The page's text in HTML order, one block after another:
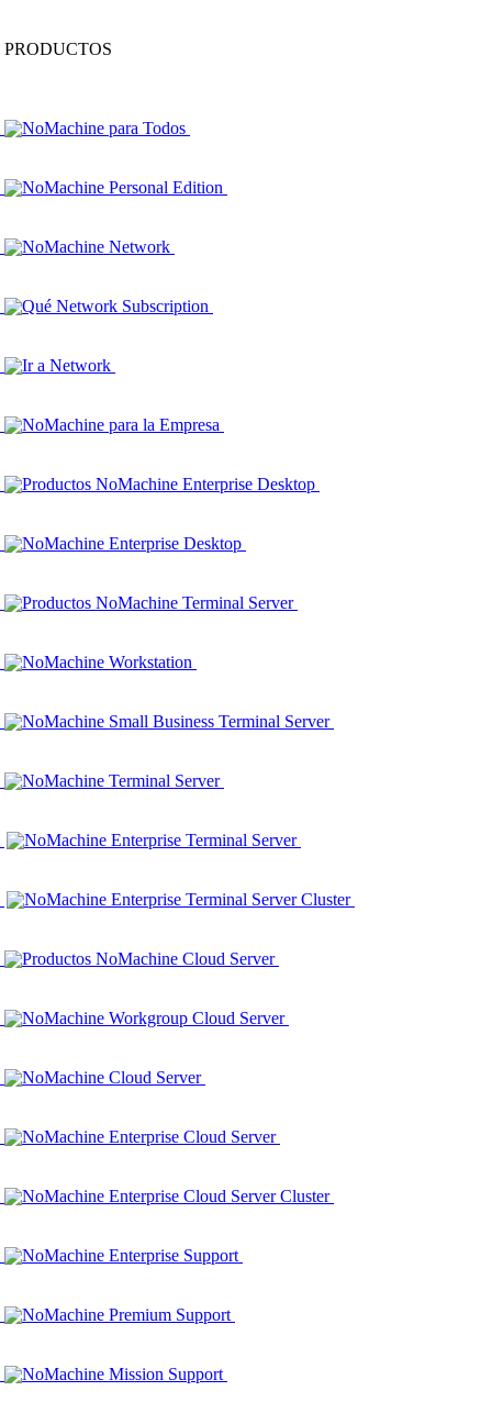
PRODUCTOS
NoMachine para Todos
NoMachine Personal Edition
NoMachine Network
Qué Network Subscription
Ir a Network
NoMachine para la Empresa
Productos NoMachine Enterprise Desktop
NoMachine Enterprise Desktop
Productos NoMachine Terminal Server
NoMachine Workstation
NoMachine Small Business Terminal Server
NoMachine Terminal Server
NoMachine Enterprise Terminal Server
NoMachine Enterprise Terminal Server Cluster
Productos NoMachine Cloud Server
NoMachine Workgroup Cloud Server
NoMachine Cloud Server
NoMachine Enterprise Cloud Server
NoMachine Enterprise Cloud Server Cluster
NoMachine Enterprise Support
NoMachine Premium Support
NoMachine Mission Support